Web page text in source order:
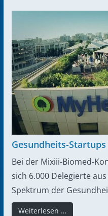
Gesundheits-
Bei der Mixiii-Biomed-
sich 6.000 Delegierte
Spektrum der
Weiterlesen …